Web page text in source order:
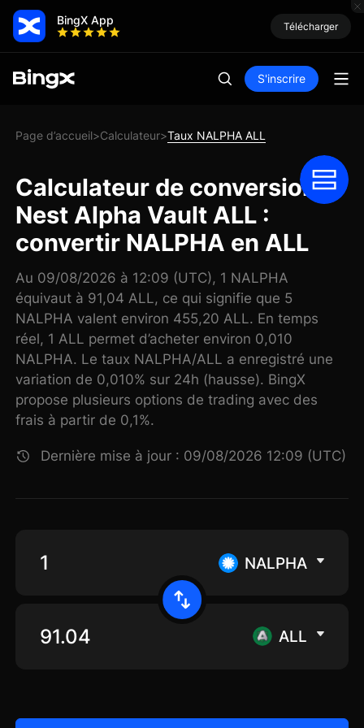
BingX App Télécharger
S'inscrire
Page d’accueil>Calculateur>Taux NALPHA ALL
Calculateur de conversion
Nest Alpha Vault ALL :
convertir NALPHA en ALL
Au 09/08/2026 à 12:09 (UTC), 1 NALPHA
équivaut à 91,04 ALL, ce qui signifie que 5
NALPHA valent environ 455,20 ALL. En temps
réel, 1 ALL permet d’acheter environ 0,010
NALPHA. Le taux NALPHA/ALL a enregistré une
variation de 0,010% sur 24h (hausse). BingX
propose plusieurs options de trading avec des
frais à partir de 0,1%.
Dernière mise à jour : 09/08/2026 12:09 (UTC)
NALPHA
ALL